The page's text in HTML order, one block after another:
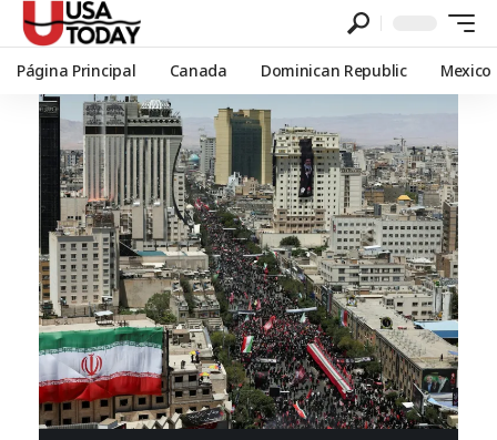
Página Principal Canada Dominican Republic Mexico